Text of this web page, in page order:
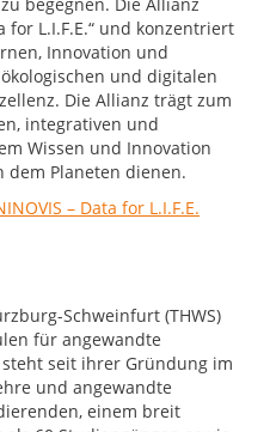
L.I.F.E.“ und konzentriert
Innovation und
und digitalen
Die Allianz trägt zum
integrativen und
Wissen und Innovation
dem Planeten dienen.
– Data for L.I.F.E.
Schweinfurt (THWS)
für angewandte
seit ihrer Gründung im
und angewandte
einem breit